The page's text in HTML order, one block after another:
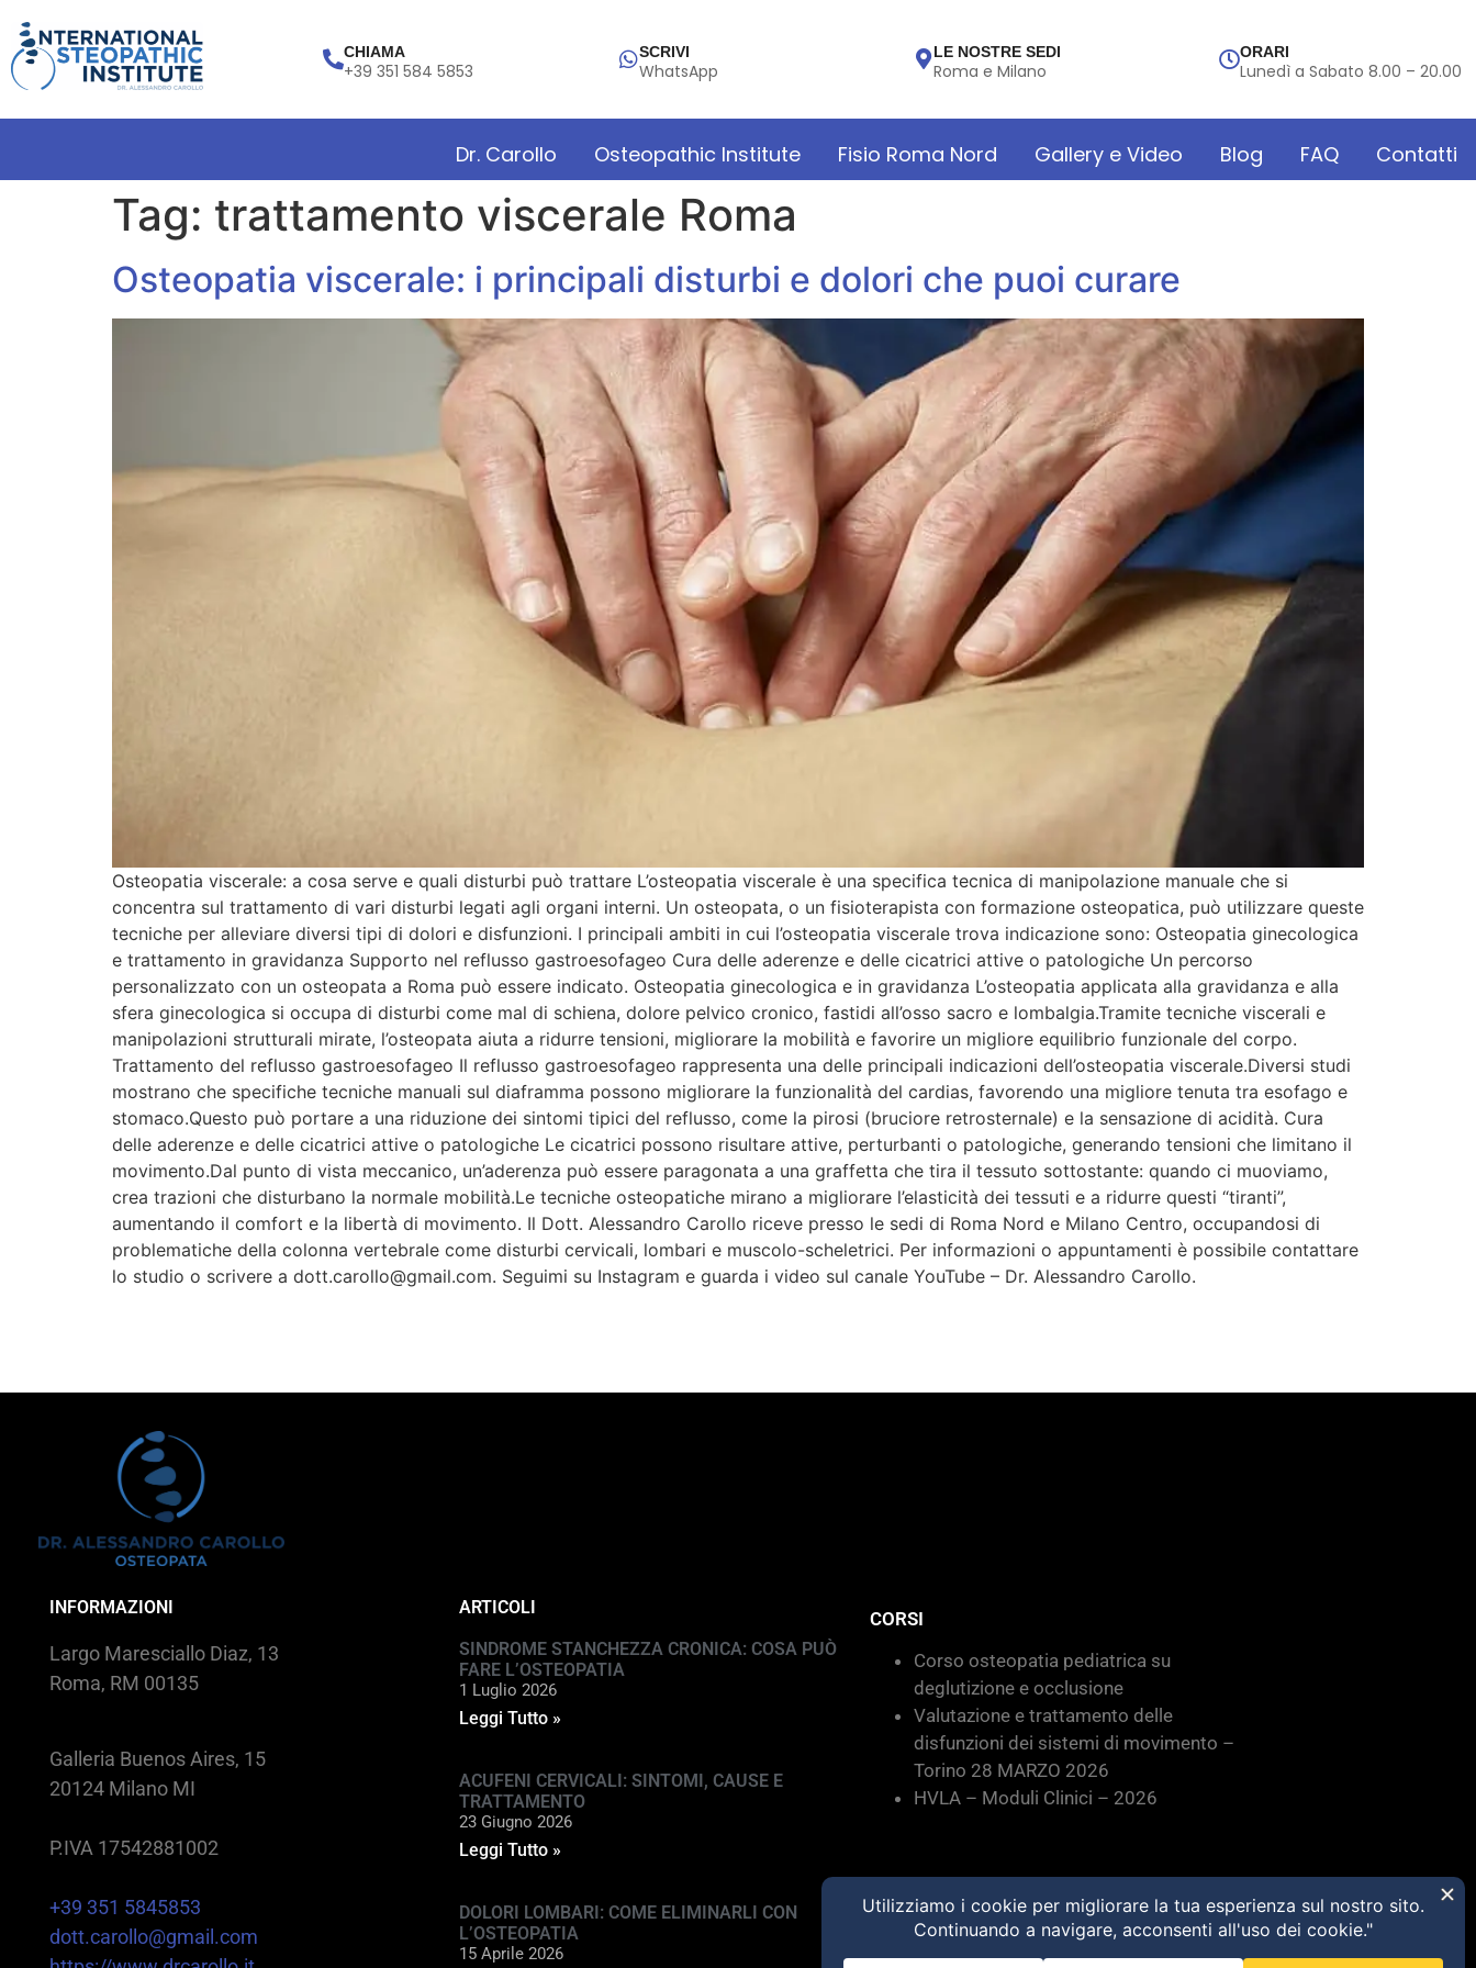
CHIAMA
+39 351 584 5853
SCRIVI
WhatsApp
LE NOSTRE SEDI
Roma e Milano
ORARI
Lunedì a Sabato 8.00 – 20.00
Dr. Carollo Osteopathic Institute Fisio Roma Nord Gallery e Video Blog FAQ Contatti
Tag: trattamento viscerale Roma
Osteopatia viscerale: i principali disturbi e dolori che puoi curare
Osteopatia viscerale: a cosa serve e quali disturbi può trattare L’osteopatia viscerale è una specifica tecnica di manipolazione manuale che si
concentra sul trattamento di vari disturbi legati agli organi interni. Un osteopata, o un fisioterapista con formazione osteopatica, può utilizzare queste
tecniche per alleviare diversi tipi di dolori e disfunzioni. I principali ambiti in cui l’osteopatia viscerale trova indicazione sono: Osteopatia ginecologica
e trattamento in gravidanza Supporto nel reflusso gastroesofageo Cura delle aderenze e delle cicatrici attive o patologiche Un percorso
personalizzato con un osteopata a Roma può essere indicato. Osteopatia ginecologica e in gravidanza L’osteopatia applicata alla gravidanza e alla
sfera ginecologica si occupa di disturbi come mal di schiena, dolore pelvico cronico, fastidi all’osso sacro e lombalgia.Tramite tecniche viscerali e
manipolazioni strutturali mirate, l’osteopata aiuta a ridurre tensioni, migliorare la mobilità e favorire un migliore equilibrio funzionale del corpo.
Trattamento del reflusso gastroesofageo Il reflusso gastroesofageo rappresenta una delle principali indicazioni dell’osteopatia viscerale.Diversi studi
mostrano che specifiche tecniche manuali sul diaframma possono migliorare la funzionalità del cardias, favorendo una migliore tenuta tra esofago e
stomaco.Questo può portare a una riduzione dei sintomi tipici del reflusso, come la pirosi (bruciore retrosternale) e la sensazione di acidità. Cura
delle aderenze e delle cicatrici attive o patologiche Le cicatrici possono risultare attive, perturbanti o patologiche, generando tensioni che limitano il
movimento.Dal punto di vista meccanico, un’aderenza può essere paragonata a una graffetta che tira il tessuto sottostante: quando ci muoviamo,
crea trazioni che disturbano la normale mobilità.Le tecniche osteopatiche mirano a migliorare l’elasticità dei tessuti e a ridurre questi “tiranti”,
aumentando il comfort e la libertà di movimento. Il Dott. Alessandro Carollo riceve presso le sedi di Roma Nord e Milano Centro, occupandosi di
problematiche della colonna vertebrale come disturbi cervicali, lombari e muscolo-scheletrici. Per informazioni o appuntamenti è possibile contattare
lo studio o scrivere a dott.carollo@gmail.com. Seguimi su Instagram e guarda i video sul canale YouTube – Dr. Alessandro Carollo.
INFORMAZIONI
Largo Maresciallo Diaz, 13
Roma, RM 00135
Galleria Buenos Aires, 15
20124 Milano MI
P.IVA 17542881002
+39 351 5845853
dott.carollo@gmail.com
ARTICOLI
SINDROME STANCHEZZA CRONICA: COSA PUÒ
FARE L’OSTEOPATIA
1 Luglio 2026
Leggi Tutto »
ACUFENI CERVICALI: SINTOMI, CAUSE E
TRATTAMENTO
23 Giugno 2026
Leggi Tutto »
DOLORI LOMBARI: COME ELIMINARLI CON
L’OSTEOPATIA
15 Aprile 2026
CORSI
Corso osteopatia pediatrica su
deglutizione e occlusione
Valutazione e trattamento delle
disfunzioni dei sistemi di movimento –
Torino 28 MARZO 2026
HVLA – Moduli Clinici – 2026